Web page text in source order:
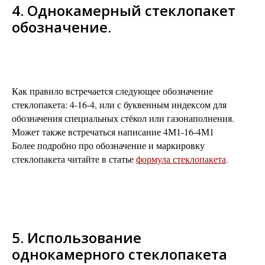
4. Однокамерный стеклопакет
обозначение.
Как правило встречается следующее обозначение
стеклопакета: 4-16-4, или с буквенным индексом для
обозначения специальных стёкол или газонаполнения.
Может также встречаться написание 4М1-16-4М1
Более подробно про обозначение и маркировку
стеклопакета читайте в статьеформула стеклопакета.
5. Использование
однокамерного стеклопакета